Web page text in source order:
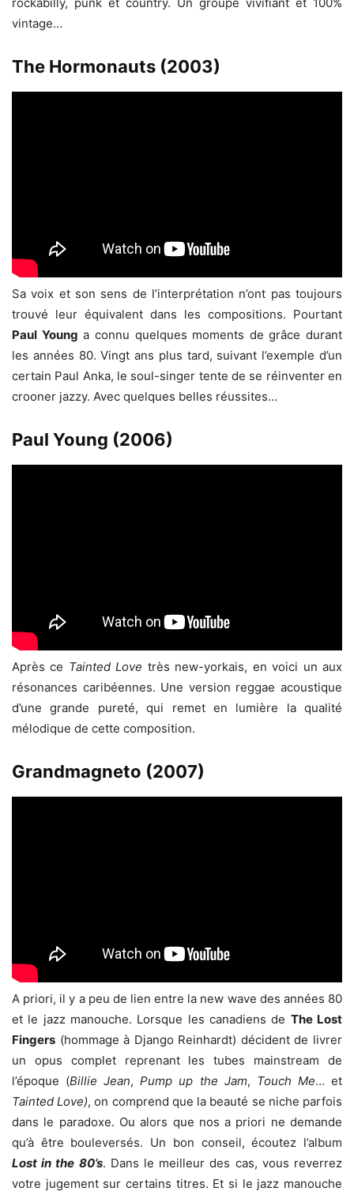
vintage…
The Hormonauts (2003)
Sa voix et son sens de l’interprétation n’ont pas toujours
trouvé leur équivalent dans les compositions. Pourtant
Paul Young a connu quelques moments de grâce durant
les années 80. Vingt ans plus tard, suivant l’exemple d’un
certain Paul Anka, le soul-singer tente de se réinventer en
crooner jazzy. Avec quelques belles réussites…
Paul Young (2006)
Après ce Tainted Love très new-yorkais, en voici un aux
résonances caribéennes. Une version reggae acoustique
d’une grande pureté, qui remet en lumière la qualité
mélodique de cette composition.
Grandmagneto (2007)
A priori, il y a peu de lien entre la new wave des années 80
et le jazz manouche. Lorsque les canadiens de The Lost
Fingers (hommage à Django Reinhardt) décident de livrer
un opus complet reprenant les tubes mainstream de
l’époque (Billie Jean,Pump up the Jam, Touch Me… et
Tainted Love), on comprend que la beauté se niche parfois
dans le paradoxe. Ou alors que nos a priori ne demande
qu’à être bouleversés. Un bon conseil, écoutez l’album
Lost in the 80’s. Dans le meilleur des cas, vous reverrez
votre jugement sur certains titres. Et si le jazz manouche